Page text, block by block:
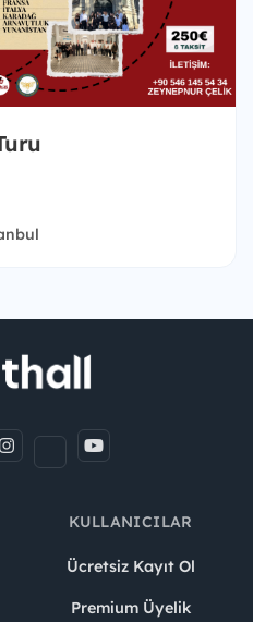
KULLANICILAR
Ücretsiz Kayıt Ol
Premium Üyelik